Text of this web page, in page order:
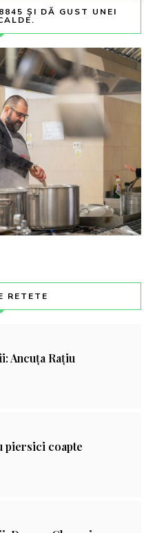
ȘI DĂ GUST UNEI
RETETE
Ancuța Rațiu
piersici coapte